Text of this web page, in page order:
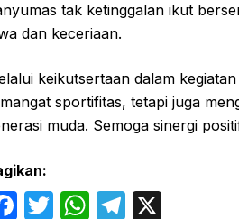
tak ketinggalan ikut
dan keceriaan.
keikutsertaan dalam
sportifitas, tetapi juga
muda. Semoga sinergi
F
T
W T